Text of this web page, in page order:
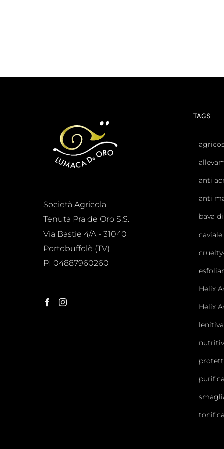
Società Agricola
Tenuta Pra de Oro S.S.
Via Bastie 4/A - 31040
Portobuffolè (TV)
PI 04887960260
TAGS
anti
anti
bava
Helix
Helix
lenitiva